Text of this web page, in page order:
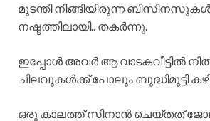
മുടന്തി നീങ്ങിയിരുന്ന
നഷ്ടത്തിലായി.. തകർന്നു.
ഇപ്പോൾ അവർ ആ വാടകവീട്ടിൽ
ചിലവുകൾക്ക് പോലും ബുദ്ധിമുട്ടി
ഒരു കാലത്ത് സിനാൻ ചെയ്തത്